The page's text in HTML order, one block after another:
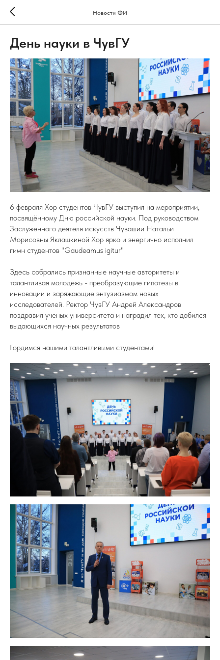
Новости ФИ
День науки в ЧувГУ
6 февраля Хор студентов ЧувГУ выступил на мероприятии,
посвящённому Дню российской науки. Под руководством
Заслуженного деятеля искусств Чувашии Натальи
Морисовны Яклашкиной Хор ярко и энергично исполнил
гимн студентов "Gaudeamus igitur"
Здесь собрались признанные научные авторитеты и
талантливая молодежь - преобразующие гипотезы в
инновации и заряжающие энтузиазмом новых
исследователей. Ректор ЧувГУ Андрей Александров
поздравил ученых университета и наградил тех, кто добился
выдающихся научных результатов
Гордимся нашими талантливыми студентами!